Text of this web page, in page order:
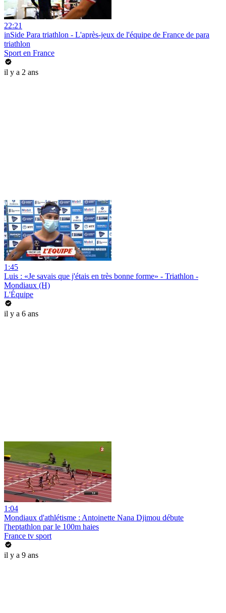
22:21
inSide Para triathlon - L'après-jeux de l'équipe de France de para
triathlon
Sport en France
il y a 2 ans
1:45
Luis : «Je savais que j'étais en très bonne forme» - Triathlon -
Mondiaux (H)
L'Équipe
il y a 6 ans
1:04
Mondiaux d'athlétisme : Antoinette Nana Djimou débute
l'heptathlon par le 100m haies
France tv sport
il y a 9 ans